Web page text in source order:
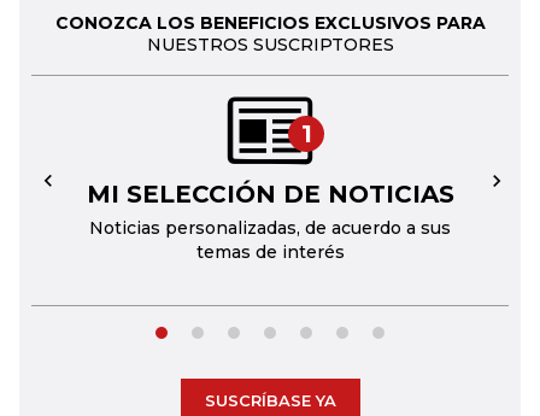
CONOZCA LOS BENEFICIOS EXCLUSIVOS PARA
NUESTROS SUSCRIPTORES
1
MI SELECCIÓN DE NOTICIAS
Noticias personalizadas, de acuerdo a sus
temas de interés
← →
SUSCRÍBASE YA